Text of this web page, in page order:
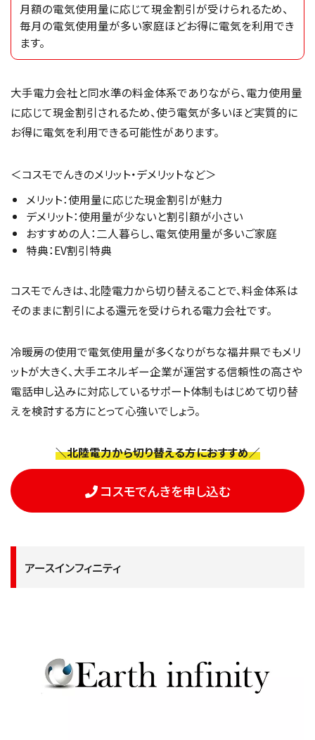
月額の電気使用量に応じて現金割引が受けられるため、
毎月の電気使用量が多い家庭ほどお得に電気を利用でき
ます。
大手電力会社と同水準の料金体系でありながら、電力使用量
に応じて現金割引されるため、使う電気が多いほど実質的に
お得に電気を利用できる可能性があります。
＜コスモでんきのメリット・デメリットなど＞
メリット：使用量に応じた現金割引が魅力
デメリット：使用量が少ないと割引額が小さい
おすすめの人：二人暮らし、電気使用量が多いご家庭
特典：EV割引特典
コスモでんきは、北陸電力から切り替えることで、料金体系は
そのままに割引による還元を受けられる電力会社です。
冷暖房の使用で電気使用量が多くなりがちな福井県でもメリ
ットが大きく、大手エネルギー企業が運営する信頼性の高さや
電話申し込みに対応しているサポート体制もはじめて切り替
えを検討する方にとって心強いでしょう。
＼北陸電力から切り替える方におすすめ／
コスモでんきを申し込む
アースインフィニティ